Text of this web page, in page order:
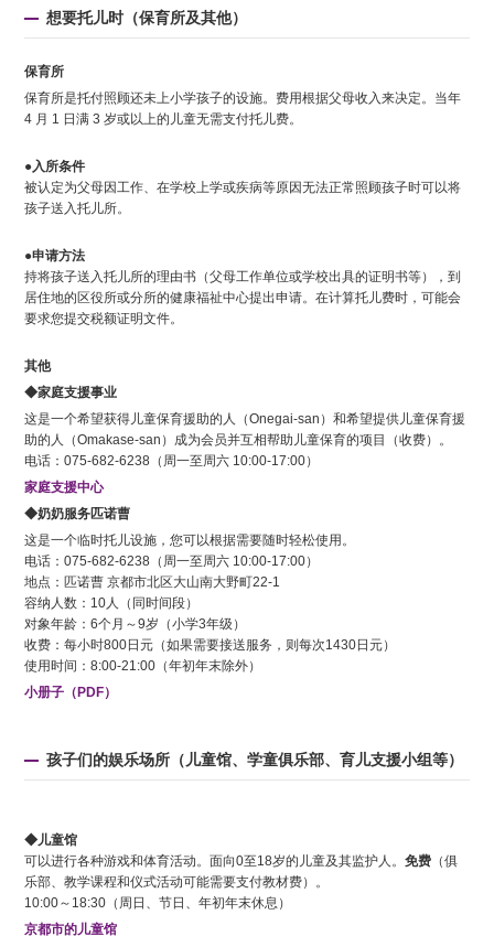
想要托儿时（保育所及其他）
保育所
保育所是托付照顾还未上小学孩子的设施。费用根据父母收入来决定。当年
4 月 1 日满 3 岁或以上的儿童无需支付托儿费。
●入所条件
被认定为父母因工作、在学校上学或疾病等原因无法正常照顾孩子时可以将
孩子送入托儿所。
●申请方法
持将孩子送入托儿所的理由书（父母工作单位或学校出具的证明书等），到
居住地的区役所或分所的健康福祉中心提出申请。在计算托儿费时，可能会
要求您提交税额证明文件。
其他
◆家庭支援事业
这是一个希望获得儿童保育援助的人（Onegai-san）和希望提供儿童保育援
助的人（Omakase-san）成为会员并互相帮助儿童保育的项目（收费）。
电话：075-682-6238（周一至周六 10:00-17:00）
家庭支援中心
◆奶奶服务匹诺曹
这是一个临时托儿设施，您可以根据需要随时轻松使用。
电话：075-682-6238（周一至周六 10:00-17:00）
地点：匹诺曹 京都市北区大山南大野町22-1
容纳人数：10人（同时间段）
对象年龄：6个月～9岁（小学3年级）
收费：每小时800日元（如果需要接送服务，则每次1430日元）
使用时间：8:00-21:00（年初年末除外）
小册子（PDF）
孩子们的娱乐场所（儿童馆、学童俱乐部、育儿支援小组等）
◆儿童馆
可以进行各种游戏和体育活动。面向0至18岁的儿童及其监护人。免费 （俱
乐部、教学课程和仪式活动可能需要支付教材费）。
10:00～18:30（周日、节日、年初年末休息）
京都市的儿童馆